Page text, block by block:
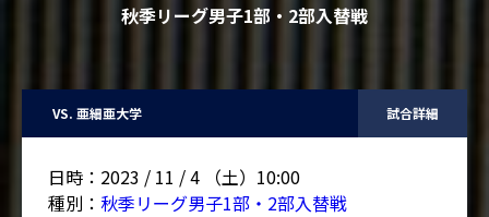
秋季リーグ男子1部・2部入替戦
VS. 亜細亜大学
日時： 2023 / 11 / 4 （土）10:00
種別： 秋季リーグ男子1部・2部入替戦